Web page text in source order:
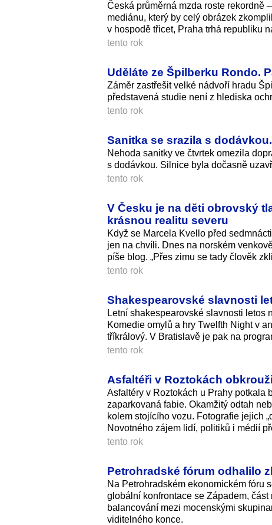
Česká průměrná mzda roste rekordně
mediánu, který by celý obrázek
v hospodě třicet, Praha trhá republiku
tento rok
Uděláte ze Špilberku Rondo.
Záměr zastřešit velké nádvoří hradu
představená studie není z hlediska
tento rok
Sanitka se srazila s
Nehoda sanitky ve čtvrtek omezila
s dodávkou. Silnice byla dočasně
tento rok
V Česku je na děti obrovský
krásnou realitu severu
Když se Marcela Kvello před
jen na chvíli. Dnes na norském
píše blog. „Přes zimu se tady člověk
tento rok
Shakespearovské slavnosti
Letní shakespearovské slavnosti letos
Komedie omylů a hry Twelfth Night v
tříkrálový. V Bratislavě je pak na
tento rok
Asfaltéři v Roztokách
Asfaltéry v Roztokách u Prahy potkala
zaparkovaná fabie. Okamžitý odtah
kolem stojícího vozu. Fotografie jejich
Novotného zájem lidí, politiků i médií
tento rok
Petrohradské fórum odhalilo
Na Petrohradském ekonomickém fóru
globální konfrontace se Západem,
balancování mezi mocenskými
viditelného konce.